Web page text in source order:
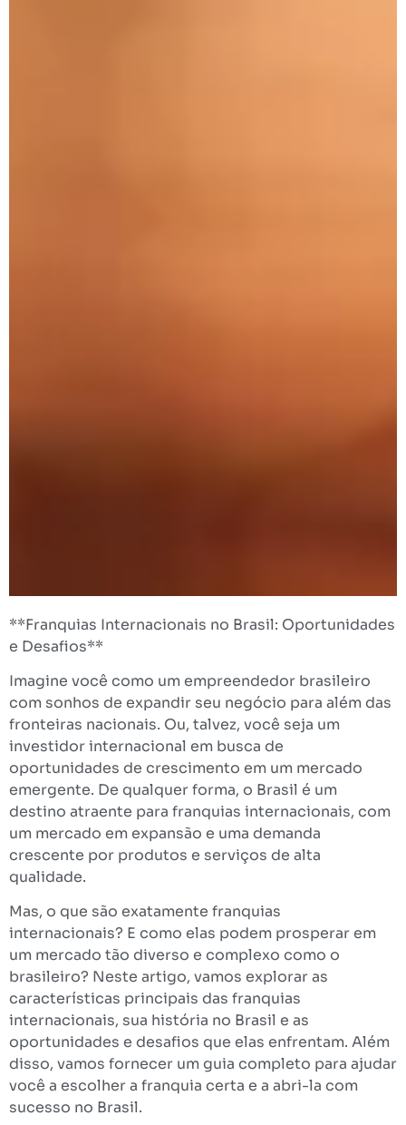
**Franquias Internacionais no Brasil: Oportunidades
e Desafios**
Imagine você como um empreendedor brasileiro
com sonhos de expandir seu negócio para além das
fronteiras nacionais. Ou, talvez, você seja um
investidor internacional em busca de
oportunidades de crescimento em um mercado
emergente. De qualquer forma, o Brasil é um
destino atraente para franquias internacionais, com
um mercado em expansão e uma demanda
crescente por produtos e serviços de alta
qualidade.
Mas, o que são exatamente franquias
internacionais? E como elas podem prosperar em
um mercado tão diverso e complexo como o
brasileiro? Neste artigo, vamos explorar as
características principais das franquias
internacionais, sua história no Brasil e as
oportunidades e desafios que elas enfrentam. Além
disso, vamos fornecer um guia completo para ajudar
você a escolher a franquia certa e a abri-la com
sucesso no Brasil.